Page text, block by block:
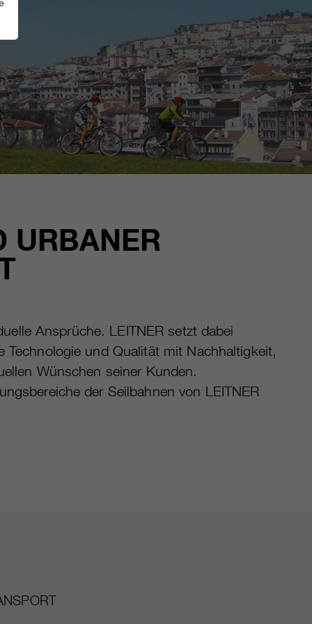
URBANER
Ansprüche. LEITNER setzt dabei
Technologie und Qualität mit Nachhaltigkeit,
Wünschen seiner Kunden.
der Seilbahnen von LEITNER